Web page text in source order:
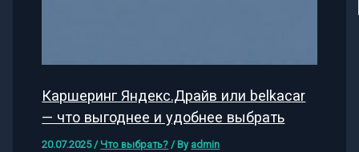
Каршеринг Яндекс.Драйв или belkacar
— что выгоднее и удобнее выбрать
20.07.2025/Что выбрать? / By admin